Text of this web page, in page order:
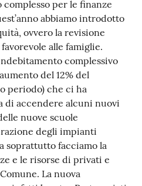
per le finanze
abbiamo introdotto
ovvero la revisione
alle famiglie.
complessivo
del 12% del
periodo) che ci ha
di accendere alcuni nuovi
nuove scuole
degli impianti
soprattutto facciamo la
e le risorse di privati e
La nuova